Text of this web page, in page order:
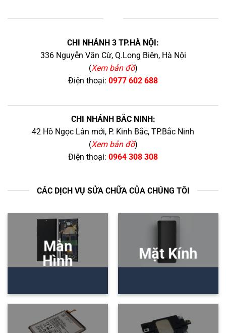
CHI NHÁNH 3 TP.HÀ NỘI:
336 Nguyễn Văn Cừ, Q.Long Biên, Hà Nội
(Xem bản đồ)
Điện thoại: 0977 602 688
CHI NHÁNH BẮC NINH:
42 Hồ Ngọc Lân mới, P. Kinh Bắc, TP.Bắc Ninh
(Xem bản đồ)
Điện thoại: 0964 308 308
CÁC DỊCH VỤ SỬA CHỮA CỦA CHÚNG TÔI
Màn
Hình
Mặt Kính